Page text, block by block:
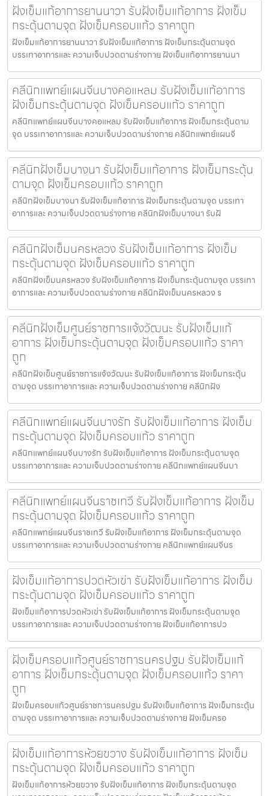
ฝังเข็มแก้อาการยานนาวา รับฝังเข็มแก้อาการ ฝังเข็ม
กระตุ้นตามจุด ฝังเข็มครอบแก้ว ราคาถูก
ฝังเข็มแก้อาการยานนาวา รับฝังเข็มแก้อาการ ฝังเข็มกระตุ้นตามจุด
บรรเทาอาการและ ความเจ็บปวดตามร่างกาย ฝังเข็มแก้อาการยานนา
คลีนิกแพทย์แผนจีนบางคอแหลม รับฝังเข็มแก้อาการ
ฝังเข็มกระตุ้นตามจุด ฝังเข็มครอบแก้ว ราคาถูก
คลีนิกแพทย์แผนจีนบางคอแหลม รับฝังเข็มแก้อาการ ฝังเข็มกระตุ้นตาม
จุด บรรเทาอาการและ ความเจ็บปวดตามร่างกาย คลีนิกแพทย์แผนจี
คลีนิกฝังเข็มบางนา รับฝังเข็มแก้อาการ ฝังเข็มกระตุ้น
ตามจุด ฝังเข็มครอบแก้ว ราคาถูก
คลีนิกฝังเข็มบางนา รับฝังเข็มแก้อาการ ฝังเข็มกระตุ้นตามจุด บรรเทา
อาการและ ความเจ็บปวดตามร่างกาย คลีนิกฝังเข็มบางนา รับฝั
คลีนิกฝังเข็มนครหลวง รับฝังเข็มแก้อาการ ฝังเข็ม
กระตุ้นตามจุด ฝังเข็มครอบแก้ว ราคาถูก
คลีนิกฝังเข็มนครหลวง รับฝังเข็มแก้อาการ ฝังเข็มกระตุ้นตามจุด บรรเทา
อาการและ ความเจ็บปวดตามร่างกาย คลีนิกฝังเข็มนครหลวง ร
คลีนิกฝังเข็มศูนย์ราชการแจ้งวัฒนะ รับฝังเข็มแก้
อาการ ฝังเข็มกระตุ้นตามจุด ฝังเข็มครอบแก้ว ราคา
ถูก
คลีนิกฝังเข็มศูนย์ราชการแจ้งวัฒนะ รับฝังเข็มแก้อาการ ฝังเข็มกระตุ้น
ตามจุด บรรเทาอาการและ ความเจ็บปวดตามร่างกาย คลีนิกฝัง
คลีนิกแพทย์แผนจีนบางรัก รับฝังเข็มแก้อาการ ฝังเข็ม
กระตุ้นตามจุด ฝังเข็มครอบแก้ว ราคาถูก
คลีนิกแพทย์แผนจีนบางรัก รับฝังเข็มแก้อาการ ฝังเข็มกระตุ้นตามจุด
บรรเทาอาการและ ความเจ็บปวดตามร่างกาย คลีนิกแพทย์แผนจีนบา
คลีนิกแพทย์แผนจีนราชเทวี รับฝังเข็มแก้อาการ ฝังเข็ม
กระตุ้นตามจุด ฝังเข็มครอบแก้ว ราคาถูก
คลีนิกแพทย์แผนจีนราชเทวี รับฝังเข็มแก้อาการ ฝังเข็มกระตุ้นตามจุด
บรรเทาอาการและ ความเจ็บปวดตามร่างกาย คลีนิกแพทย์แผนจีนร
ฝังเข็มแก้อาการปวดหัวเข่า รับฝังเข็มแก้อาการ ฝังเข็ม
กระตุ้นตามจุด ฝังเข็มครอบแก้ว ราคาถูก
ฝังเข็มแก้อาการปวดหัวเข่า รับฝังเข็มแก้อาการ ฝังเข็มกระตุ้นตามจุด
บรรเทาอาการและ ความเจ็บปวดตามร่างกาย ฝังเข็มแก้อาการปว
ฝังเข็มครอบแก้วศูนย์ราชการนครปฐม รับฝังเข็มแก้
อาการ ฝังเข็มกระตุ้นตามจุด ฝังเข็มครอบแก้ว ราคา
ถูก
ฝังเข็มครอบแก้วศูนย์ราชการนครปฐม รับฝังเข็มแก้อาการ ฝังเข็มกระตุ้น
ตามจุด บรรเทาอาการและ ความเจ็บปวดตามร่างกาย ฝังเข็มครอ
ฝังเข็มแก้อาการห้วยขวาง รับฝังเข็มแก้อาการ ฝังเข็ม
กระตุ้นตามจุด ฝังเข็มครอบแก้ว ราคาถูก
ฝังเข็มแก้อาการห้วยขวาง รับฝังเข็มแก้อาการ ฝังเข็มกระตุ้นตามจุด